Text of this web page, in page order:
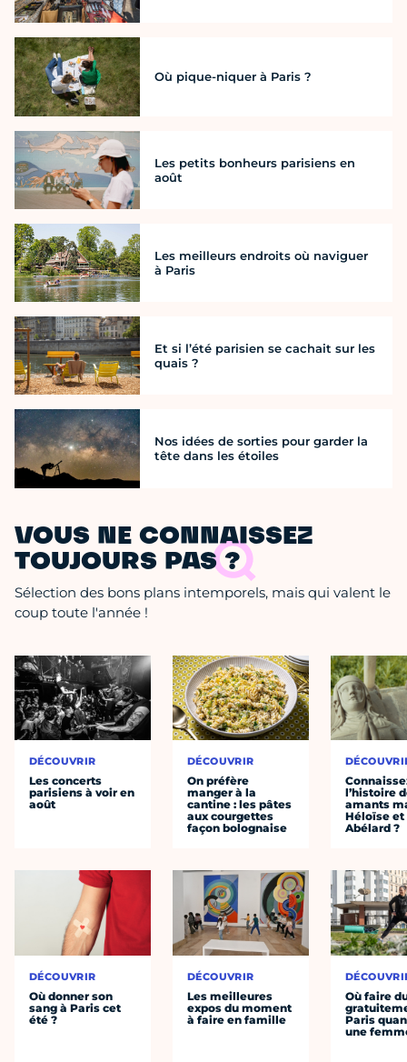
Où pique-niquer à Paris ?
Les petits bonheurs parisiens en
août
Les meilleurs endroits où naviguer
à Paris
Et si l’été parisien se cachait sur les
quais ?
Nos idées de sorties pour garder la
tête dans les étoiles
VOUS NE CONNAISSEZ
TOUJOURS PAS ?
Sélection des bons plans intemporels, mais qui valent le
coup toute l'année !
DÉCOUVRIR
Les concerts
parisiens à voir en
août
DÉCOUVRIR
Où donner son
sang à Paris cet
été ?
DÉCOUVRIR
On préfère
manger à la
cantine : les pâtes
aux courgettes
façon bolognaise
DÉCOUVRIR
Les meilleures
expos du moment
à faire en famille
l’histoire
amants
Héloïse et
Abélard ?
Où faire
Paris
une